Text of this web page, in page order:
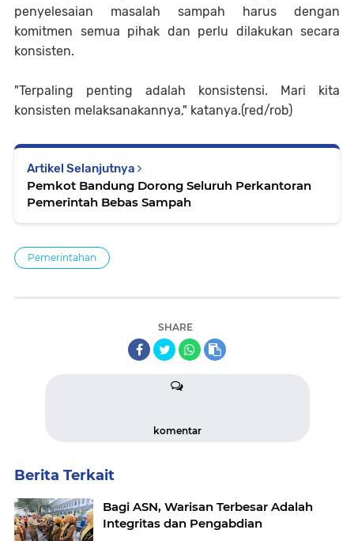
penyelesaian masalah sampah harus dengan
komitmen semua pihak dan perlu dilakukan secara
konsisten.
"Terpaling penting adalah konsistensi. Mari kita
konsisten melaksanakannya," katanya.(red/rob)
Artikel Selanjutnya
Pemkot Bandung Dorong Seluruh Perkantoran
Pemerintah Bebas Sampah
Pemerintahan
SHARE
komentar
Berita Terkait
Bagi ASN, Warisan Terbesar Adalah
Integritas dan Pengabdian